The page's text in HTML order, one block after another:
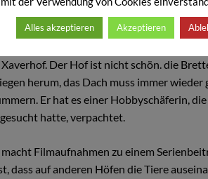
Xaverhof
Der Hof ist nicht schön. die
herum, das Dach muss immer
Er hat es einer Hobbyschäferin,
hatte, verpachtet.
Filmaufnahmen zu einem
dass auf anderen Höfen die Tiere
Alles akzeptieren Akzeptieren